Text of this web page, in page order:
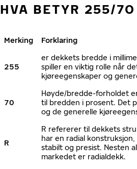
HVA BETYR 255/70
Merking Forklaring
255
er dekkets bredde i
spiller en viktig rolle når
kjøreegenskaper og
70
Høyde/bredde-forholdet
til bredden i prosent. Det
og de generelle
R
R refererer til dekkets
har en radial
stabilt og presist. Nesten
markedet er radialdekk.